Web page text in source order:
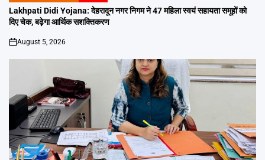
INLakhpati Didi Yojana: देहरादून नगर निगम ने 47 महिला स्वयं सहायता समूहों को
दिए चेक, बढ़ेगा आर्थिक सशक्तिकरण
on
August 5, 2026